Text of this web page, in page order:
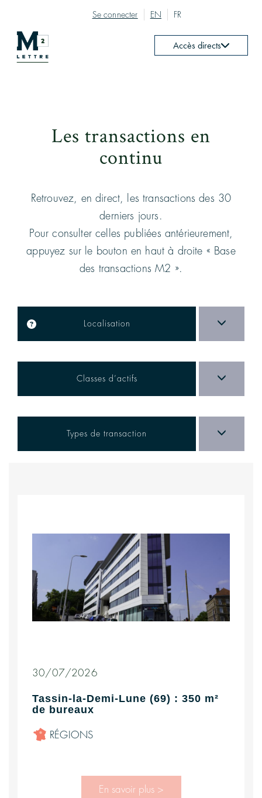
Se connecter EN FR
Accès directs
Les transactions en
continu
Retrouvez, en direct, les transactions des 30
derniers jours.
Pour consulter celles publiées antérieurement,
appuyez sur le bouton en haut à droite « Base
des transactions M2 ».
Localisation
Classes d’actifs
Types de transaction
30/07/2026
Tassin-la-Demi-Lune (69) : 350 m²
de bureaux
RÉGIONS
En savoir plus >